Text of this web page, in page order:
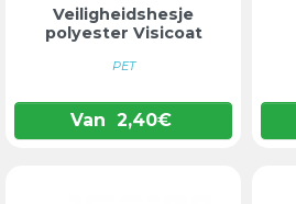
Veiligheidshesje
polyester Visicoat
PET
Van 2,40€